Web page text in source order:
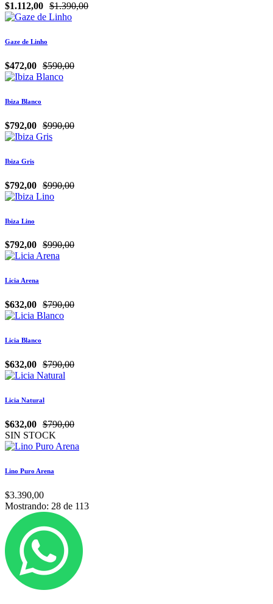
$1.112,00 $1.390,00
Gaze de Linho
$472,00 $590,00
Ibiza Blanco
$792,00 $990,00
Ibiza Gris
$792,00 $990,00
Ibiza Lino
$792,00 $990,00
Licia Arena
$632,00 $790,00
Licia Blanco
$632,00 $790,00
Licia Natural
$632,00 $790,00
SIN STOCK
Lino Puro Arena
$3.390,00
Mostrando: 28 de 113